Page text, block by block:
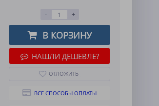
- +
В КОРЗИНУ
НАШЛИ ДЕШЕВЛЕ?
ОТЛОЖИТЬ
ВСЕ СПОСОБЫ ОПЛАТЫ